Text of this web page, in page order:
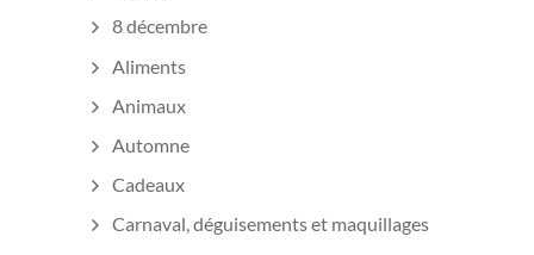
8 décembre
Aliments
Animaux
Automne
Cadeaux
Carnaval, déguisements et maquillages